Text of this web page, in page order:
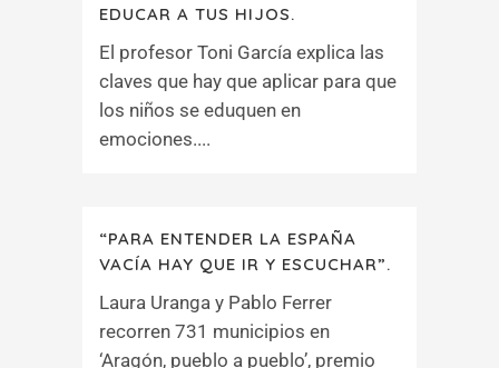
EDUCAR A TUS HIJOS.
El profesor Toni García explica las
claves que hay que aplicar para que
los niños se eduquen en
emociones....
“PARA ENTENDER LA ESPAÑA
VACÍA HAY QUE IR Y ESCUCHAR”.
Laura Uranga y Pablo Ferrer
recorren 731 municipios en
‘Aragón, pueblo a pueblo’, premio